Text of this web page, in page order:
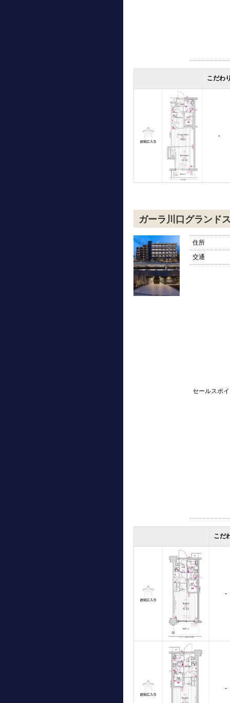
こだわ
-
ガーラ川口グランド
住所
交通
セールスポ
こだ
-
-